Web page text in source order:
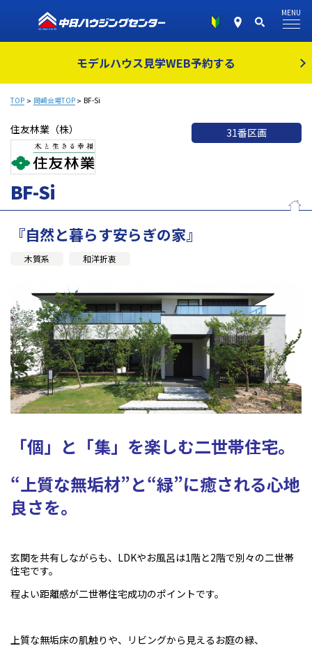
モデルハウス見学WEB予約する
MENU
TOP 岡崎会場TOP BF-Si
住友林業（株） 31番区画
BF-Si
『自然と暮らす安らぎの家』
木質系 和洋折衷
「個」と「集」を楽しむ二世帯住宅。
“上質な無垢材”と“緑”に癒される心地
良さを。
玄関を共有しながらも、LDKやお風呂は1階と2階で別々の二世帯
住宅です。
程よい距離感が二世帯住宅成功のポイントです。
上質な無垢床の肌触りや、リビングから見えるお庭の緑、